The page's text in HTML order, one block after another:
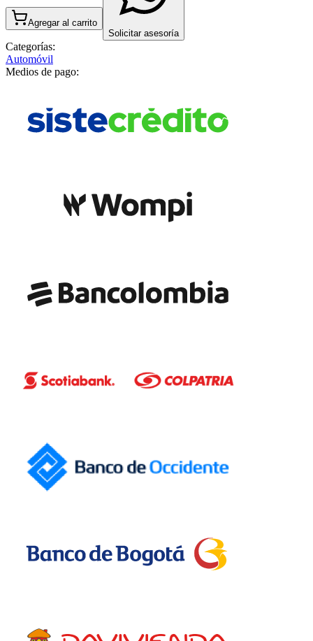
Agregar al carrito
Solicitar asesoría
Categorías:
Automóvil
Medios de pago: